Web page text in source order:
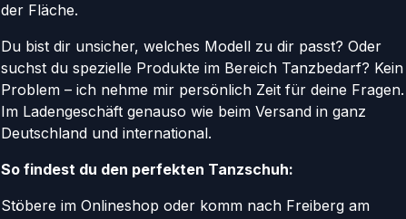
der Fläche.
Du bist dir unsicher, welches Modell zu dir passt? Oder
suchst du spezielle Produkte im Bereich Tanzbedarf? Kein
Problem – ich nehme mir persönlich Zeit für deine Fragen.
Im Ladengeschäft genauso wie beim Versand in ganz
Deutschland und international.
So findest du den perfekten Tanzschuh:
Stöbere im Onlineshop oder komm nach Freiberg am